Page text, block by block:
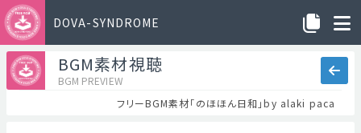
DOVA-SYNDROME
BGM素材視聴
BGM PREVIEW
フリーBGM素材「のほほん日和」by alaki paca